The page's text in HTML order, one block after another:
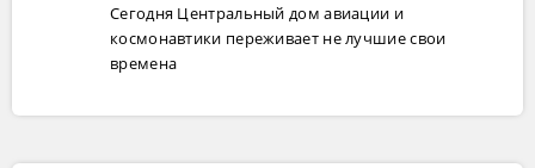
Сегодня Центральный дом авиации и
космонавтики переживает не лучшие свои
времена